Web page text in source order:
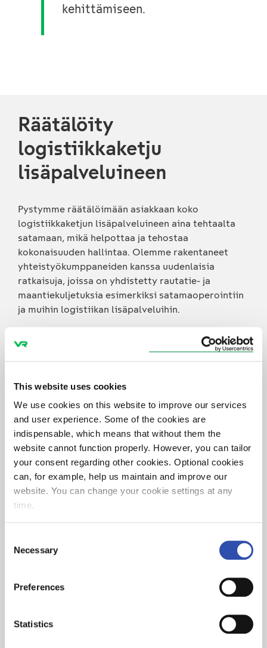
This website uses cookies
We use cookies on this website to improve our services
and user experience. Some of the cookies are
indispensable, which means that without them the
website cannot function properly. However, you can tailor
your consent regarding other cookies. Optional cookies
can, for example, help us maintain and improve our
website. You can change your cookie settings at any
time.
Selection
Necessary
Preferences
Statistics
kehittämiseen.
Räätälöity
logistiikkaketju
lisäpalveluineen
Pystymme räätälöimään asiakkaan koko
logistiikkaketjun lisäpalveluineen aina tehtaalta
satamaan, mikä helpottaa ja tehostaa
kokonaisuuden hallintaa. Olemme rakentaneet
yhteistyökumppaneiden kanssa uudenlaisia
ratkaisuja, joissa on yhdistetty rautatie- ja
maantiekuljetuksia esimerkiksi satamaoperointiin
ja muihin logistiikan lisäpalveluihin.
Kehitämme myös asiakkaiden kanssa yhteistyössä
uusia kalustoratkaisuja, jotka mahdollistavat mm.
tuo tehokkuutta asiakkaan raaka-aine- ja
tuotekuljetuksiin.
Laadimme myös asiakkaidemme kanssa yhteisiä
päästöstrategioita. Näiden avulla asiakkaidemme
kuljetusketjujen päästöjä voidaan pudottaa
merkittävästi aiemmasta esimerkiksi siirtämällä
kuljetuksia raiteille ja edistämällä muita
vähäpäästöisiä ratkaisuja.